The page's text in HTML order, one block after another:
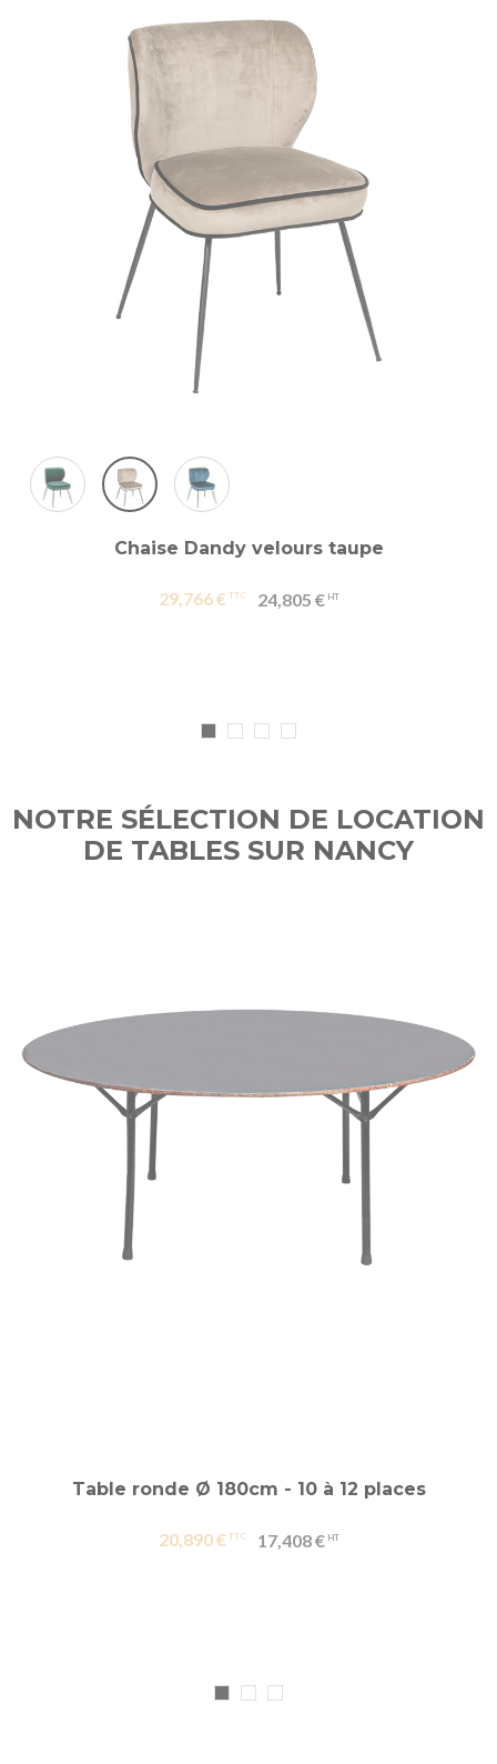
Chaise Dandy velours taupe
29,766 € 24,805 €
NOTRE SÉLECTION DE LOCATION
DE TABLES SUR NANCY
Table ronde Ø 180cm - 10 à 12 places
20,890 € 17,408 €